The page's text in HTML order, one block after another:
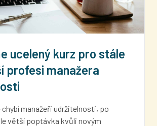
ucelený kurz pro stále
profesi manažera
chybí manažeři udržitelnosti, po
větší poptávka kvůli novým